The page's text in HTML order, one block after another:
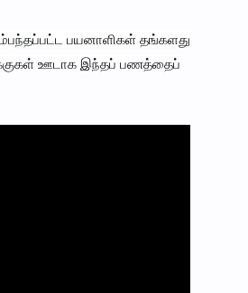
பயனாளிகள் தங்களது
ஊடாக இந்தப் பணத்தைப்